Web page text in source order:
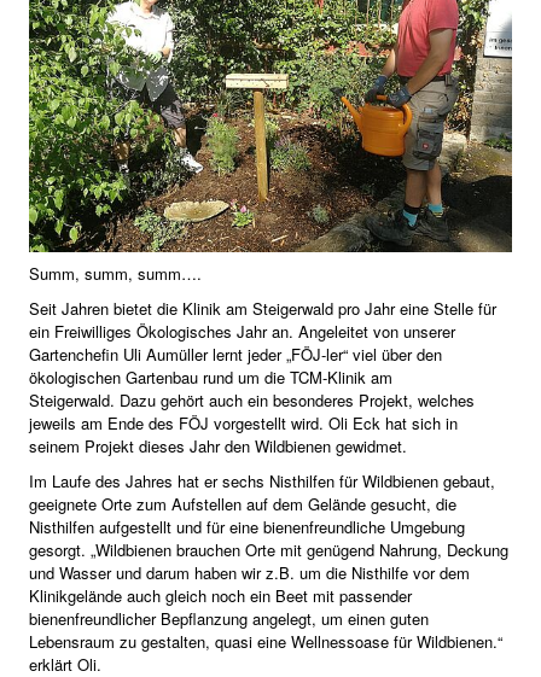
Summ, summ, summ….
Seit Jahren bietet die Klinik am Steigerwald pro Jahr eine Stelle für
ein Freiwilliges Ökologisches Jahr an. Angeleitet von unserer
Gartenchefin Uli Aumüller lernt jeder „FÖJ-ler“ viel über den
ökologischen Gartenbau rund um die TCM-Klinik am
Steigerwald. Dazu gehört auch ein besonderes Projekt, welches
jeweils am Ende des FÖJ vorgestellt wird. Oli Eck hat sich in
seinem Projekt dieses Jahr den Wildbienen gewidmet.
Im Laufe des Jahres hat er sechs Nisthilfen für Wildbienen gebaut,
geeignete Orte zum Aufstellen auf dem Gelände gesucht, die
Nisthilfen aufgestellt und für eine bienenfreundliche Umgebung
gesorgt. „Wildbienen brauchen Orte mit genügend Nahrung, Deckung
und Wasser und darum haben wir z.B. um die Nisthilfe vor dem
Klinikgelände auch gleich noch ein Beet mit passender
bienenfreundlicher Bepflanzung angelegt, um einen guten
Lebensraum zu gestalten, quasi eine Wellnessoase für Wildbienen.“
erklärt Oli.